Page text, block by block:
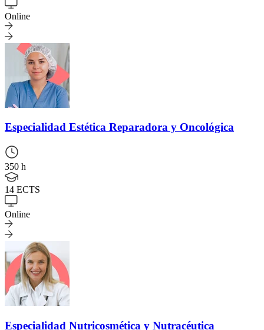
Online
Especialidad Estética Reparadora y Oncológica
350 h
14 ECTS
Online
Especialidad Nutricosmética y Nutracéutica